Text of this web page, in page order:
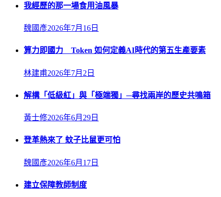
我經歷的那一場食用油風暴
魏國彥2026年7月16日
算力即國力 Token 如何定義AI時代的第五生產要素
林建甫2026年7月2日
解構「低級紅」與「極端獨」─尋找兩岸的歷史共鳴箱
黃士修2026年6月29日
登革熱來了 蚊子比鼠更可怕
魏國彥2026年6月17日
建立保障教師制度